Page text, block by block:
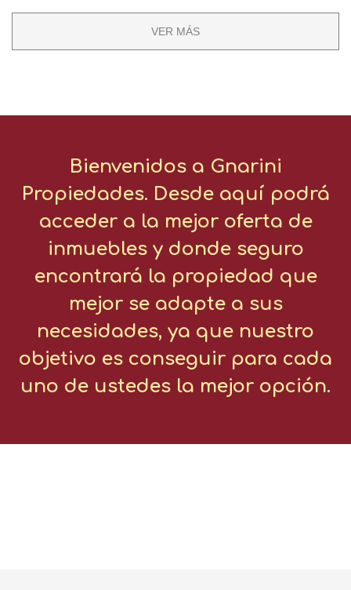
VER MÁS
Bienvenidos a Gnarini
Propiedades. Desde aquí podrá
acceder a la mejor oferta de
inmuebles y donde seguro
encontrará la propiedad que
mejor se adapte a sus
necesidades, ya que nuestro
objetivo es conseguir para cada
uno de ustedes la mejor opción.